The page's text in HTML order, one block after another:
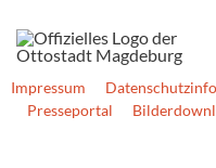
Impressum
Presseportal